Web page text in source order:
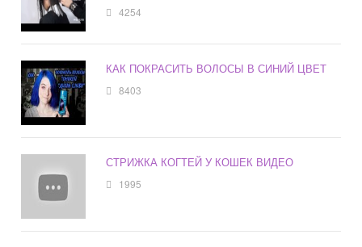
4254
КАК ПОКРАСИТЬ ВОЛОСЫ В СИНИЙ ЦВЕТ
8403
СТРИЖКА КОГТЕЙ У КОШЕК ВИДЕО
1995